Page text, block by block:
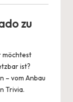
zu
möchtest
ist?
– vom Anbau
Trivia.